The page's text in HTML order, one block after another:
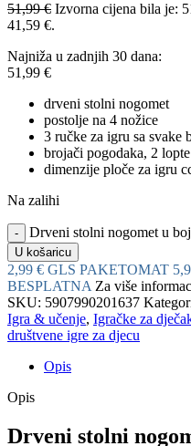
51,99€ Izvorna cijena bila je:
41,59 €.
Najniža u zadnjih 30 dana:
51,99 €
drveni stolni nogomet
postolje na 4 nožice
3 ručke za igru sa svake
brojači pogodaka, 2 lopte
dimenzije ploče za igru
Na zalihi
Drveni stolni nogomet u
U košaricu
2,99 € GLS PAKETOMAT
BESPLATNA Za više
SKU: 5907990201637
Igra & učenje, Igračke za
društvene igre za djecu
Opis
Opis
Drveni stolni